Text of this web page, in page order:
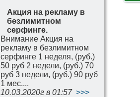
Акция на рекламу в
безлимитном
серфинге.
Внимание Акция на
рекламу в безлимитном
серфинге 1 неделя, (руб.)
50 руб 2 недели, (руб.) 70
руб 3 недели, (руб.) 90 руб
1 мес....
10.03.2020г в 01:57 >>>